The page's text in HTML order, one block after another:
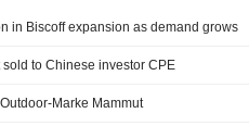
in Biscoff expansion as demand grows
to Chinese investor CPE
Marke Mammut